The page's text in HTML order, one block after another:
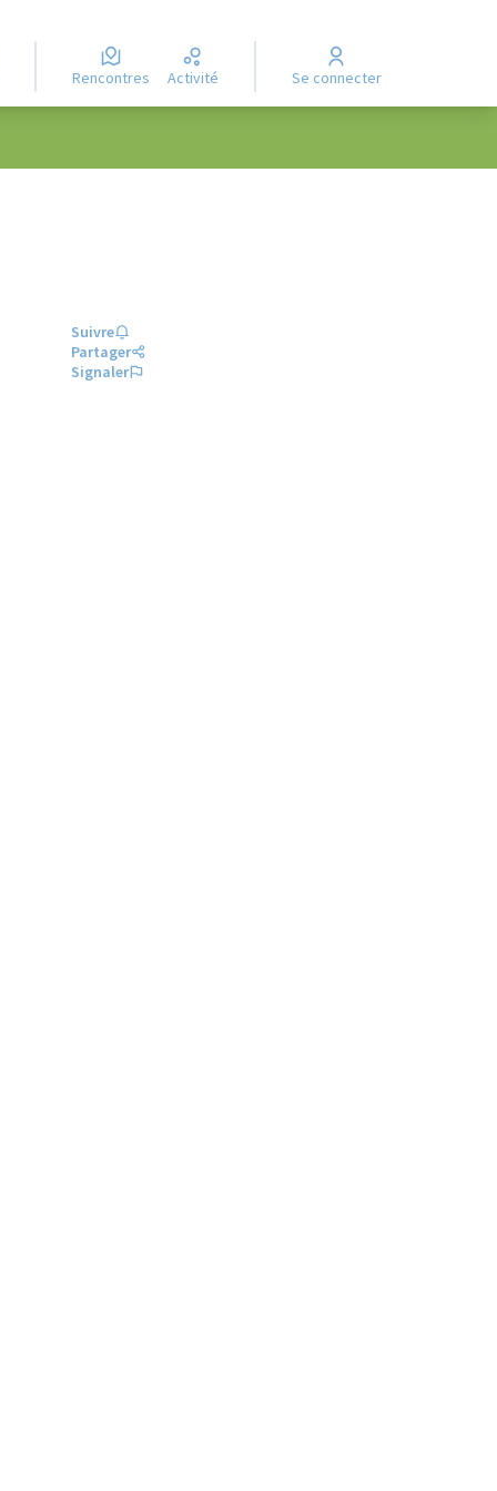
Rencontres Activité Se connecter
Suivre
Partager
Signaler